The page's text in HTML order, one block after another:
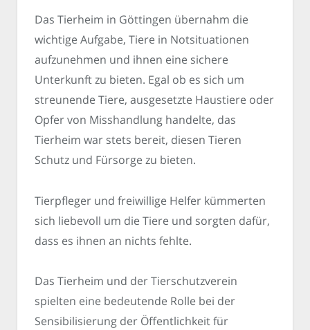
Das Tierheim in Göttingen übernahm die
wichtige Aufgabe, Tiere in Notsituationen
aufzunehmen und ihnen eine sichere
Unterkunft zu bieten. Egal ob es sich um
streunende Tiere, ausgesetzte Haustiere oder
Opfer von Misshandlung handelte, das
Tierheim war stets bereit, diesen Tieren
Schutz und Fürsorge zu bieten.
Tierpfleger und freiwillige Helfer kümmerten
sich liebevoll um die Tiere und sorgten dafür,
dass es ihnen an nichts fehlte.
Das Tierheim und der Tierschutzverein
spielten eine bedeutende Rolle bei der
Sensibilisierung der Öffentlichkeit für